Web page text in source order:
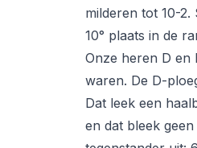
milderen tot 10-2.
10° plaats in de
Onze heren D en
waren. De D-
Dat leek een
en dat bleek